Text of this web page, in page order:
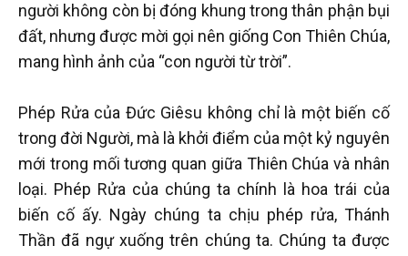
người không còn bị đóng khung trong thân phận bụi
đất, nhưng được mời gọi nên giống Con Thiên Chúa,
mang hình ảnh của “con người từ trời”.
Phép Rửa của Đức Giêsu không chỉ là một biến cố
trong đời Người, mà là khởi điểm của một kỷ nguyên
mới trong mối tương quan giữa Thiên Chúa và nhân
loại. Phép Rửa của chúng ta chính là hoa trái của
biến cố ấy. Ngày chúng ta chịu phép rửa, Thánh
Thần đã ngự xuống trên chúng ta. Chúng ta được